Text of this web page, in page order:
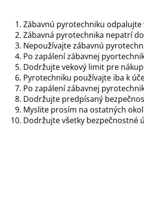
Zábavnú pyrotechniku
Zábavná pyrotechnika nepatrí
Nepoužívajte zábavnú
Po zapálení zábavnej
Dodržujte vekový limit pre
Pyrotechniku používajte iba k
Po zapálení zábavnej
Dodržujte predpísaný
Myslite prosím na ostatných
Dodržujte všetky bezpečnostné